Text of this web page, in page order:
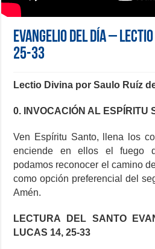
Evangelio del día – Lectio
25-33
Lectio Divina por Saulo Ruíz
0. INVOCACIÓN AL ESPÍRITU
Ven Espíritu Santo, llena los
enciende en ellos el fuego
podamos reconocer el camino
como opción preferencial del
Amén.
LECTURA DEL SANTO
LUCAS 14, 25-33